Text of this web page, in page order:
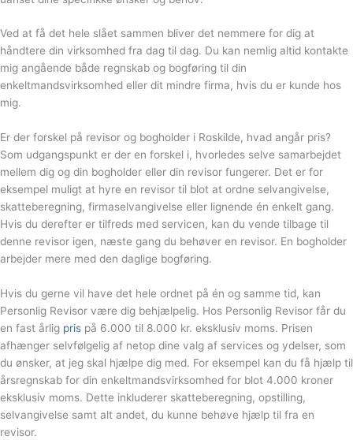
Ved at få det hele slået sammen bliver det nemmere for dig at
håndtere din virksomhed fra dag til dag. Du kan nemlig altid kontakte
mig angående både regnskab og bogføring til din
enkeltmandsvirksomhed eller dit mindre firma, hvis du er kunde hos
mig.
Er der forskel på revisor og bogholder i Roskilde, hvad angår pris?
Som udgangspunkt er der en forskel i, hvorledes selve samarbejdet
mellem dig og din bogholder eller din revisor fungerer. Det er for
eksempel muligt at hyre en revisor til blot at ordne selvangivelse,
skatteberegning, firmaselvangivelse eller lignende én enkelt gang.
Hvis du derefter er tilfreds med servicen, kan du vende tilbage til
denne revisor igen, næste gang du behøver en revisor. En bogholder
arbejder mere med den daglige bogføring.
Hvis du gerne vil have det hele ordnet på én og samme tid, kan
Personlig Revisor være dig behjælpelig. Hos Personlig Revisor får du
en fast årlig pris på 6.000 til 8.000 kr. eksklusiv moms. Prisen
afhænger selvfølgelig af netop dine valg af services og ydelser, som
du ønsker, at jeg skal hjælpe dig med. For eksempel kan du få hjælp til
årsregnskab for din enkeltmandsvirksomhed for blot 4.000 kroner
eksklusiv moms. Dette inkluderer skatteberegning, opstilling,
selvangivelse samt alt andet, du kunne behøve hjælp til fra en
revisor.